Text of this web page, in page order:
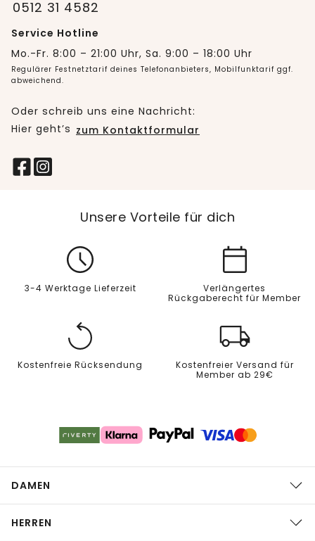
0512 31 4582
Service Hotline
Mo.-Fr. 8:00 – 21:00 Uhr, Sa. 9:00 – 18:00 Uhr
Regulärer Festnetztarif deines Telefonanbieters, Mobilfunktarif ggf.
abweichend.
Oder schreib uns eine Nachricht:
Hier geht’s zum Kontaktformular
Unsere Vorteile für dich
3-4 Werktage Lieferzeit
Verlängertes
Rückgaberecht für Member
Kostenfreie Rücksendung
Kostenfreier Versand für
Member ab 29€
DAMEN
HERREN